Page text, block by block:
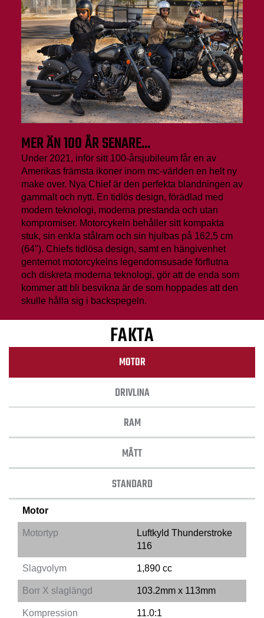
MER ÄN 100 ÅR SENARE...
Under 2021, inför sitt 100-årsjubileum får en av
Amerikas främsta ikoner inom mc-världen en helt ny
make over. Nya Chief är den perfekta blandningen av
gammalt och nytt. En tidlös design, förädlad med
modern teknologi, moderna prestanda och utan
kompromiser. Motorcykeln behåller sitt kompakta
stuk, sin enkla stålram och sin hjulbas på 162,5 cm
(64"). Chiefs tidlösa design, samt en hängivenhet
gentemot motorcykelns legendomsusade förflutna
och diskreta moderna teknologi, gör att de enda som
kommer att bli besvikna är de som hoppades att den
skulle hålla sig i backspegeln.
FAKTA
MOTOR
DRIVLINA
RAM
MÅTT
STANDARD
Motor
Motortyp
Luftkyld Thunderstroke
116
Slagvolym 1,890 cc
Borr X slaglängd 103.2mm x 113mm
Kompression 11.0:1